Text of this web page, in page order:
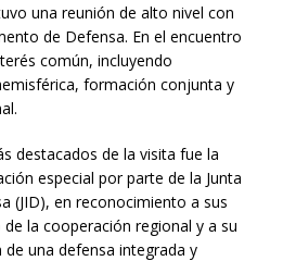
una reunión de alto nivel con
de Defensa. En el encuentro
común, incluyendo
formación conjunta y
destacados de la visita fue la
especial por parte de la Junta
(JID), en reconocimiento a sus
la cooperación regional y a su
una defensa integrada y